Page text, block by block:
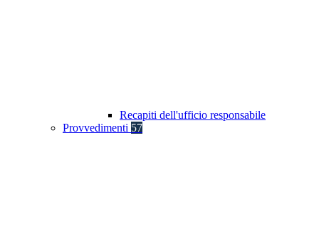
Recapiti dell'ufficio responsabile
Provvedimenti 57